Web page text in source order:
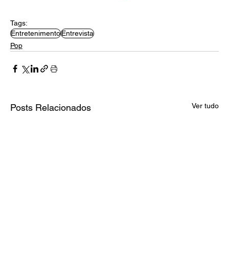
Tags:
EntretenimentoEntrevista
Pop
Posts Relacionados Ver tudo